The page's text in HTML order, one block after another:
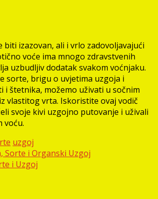
biti izazovan, ali i vrlo zadovoljavajući
voće ima mnogo zdravstvenih
uzbudljiv dodatak svakom voćnjaku.
sorte, brigu o uvjetima uzgoja i
i štetnika, možemo uživati ​​u sočnim
vlastitog vrta. Iskoristite ovaj vodič
svoje kivi uzgojno putovanje i uživali
voću.
uzgoj
Sorte i Organski Uzgoj
i Uzgoj